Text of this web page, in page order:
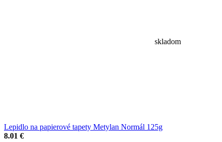
skladom
Lepidlo na papierové tapety Metylan Normál 125g
8.01 €